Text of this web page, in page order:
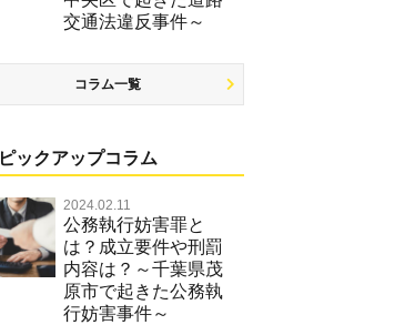
交通法違反事件～
コラム一覧
ピックアップコラム
2024.02.11
公務執行妨害罪と
は？成立要件や刑罰
内容は？～千葉県茂
原市で起きた公務執
行妨害事件～